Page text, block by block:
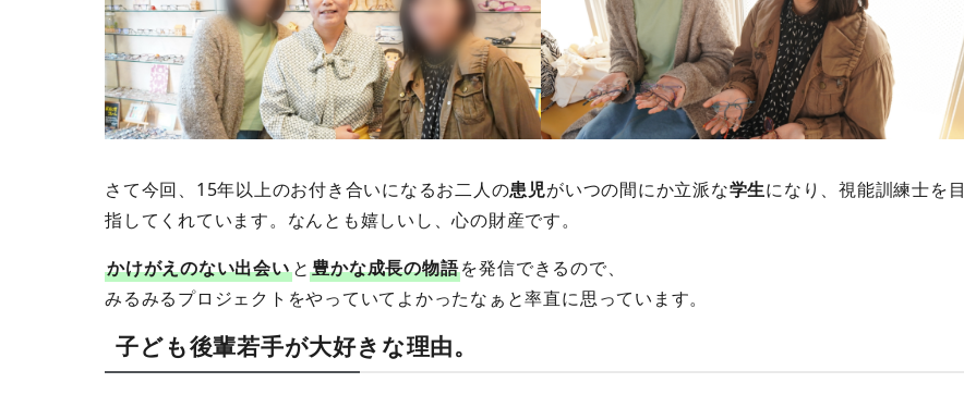
さて今回、15年以上のお付き合いになるお二人の患児がいつの間にか立派な学生になり、視能訓練士を目
指してくれています。なんとも嬉しいし、心の財産です。
かけがえのない出会いと豊かな成長の物語を発信できるので、
みるみるプロジェクトをやっていてよかったなぁと率直に思っています。
子ども後輩若手が大好きな理由。